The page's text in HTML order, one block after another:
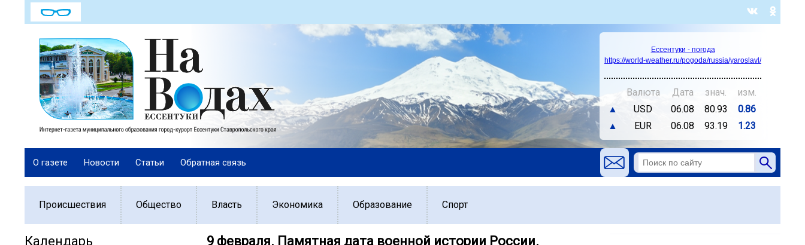
Ессентуки - погода
https://world-weather.ru/pogoda/russia/yaroslavl/
Валюта Дата знач.
изм.
▲
USD 06.08 80.93
0.86
▲
EUR 06.08 93.19 1.23
О газете Новости Статьи Обратная связь
Происшествия Общество Власть Экономика Образование Спорт
Календарь 9 февраля. Памятная дата военной истории России.